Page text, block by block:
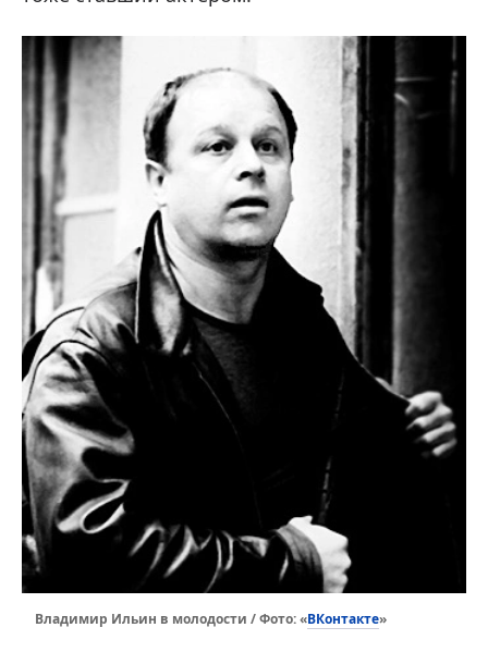
Владимир Ильин в молодости / Фото: «ВКонтакте»